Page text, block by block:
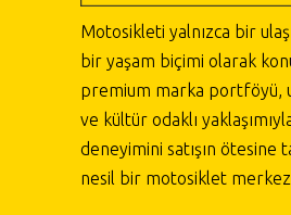
Motosikleti yalnızca bir
bir yaşam biçimi olarak
premium marka portföyü,
ve kültür odaklı
deneyimini satışın ötesine
nesil bir motosiklet